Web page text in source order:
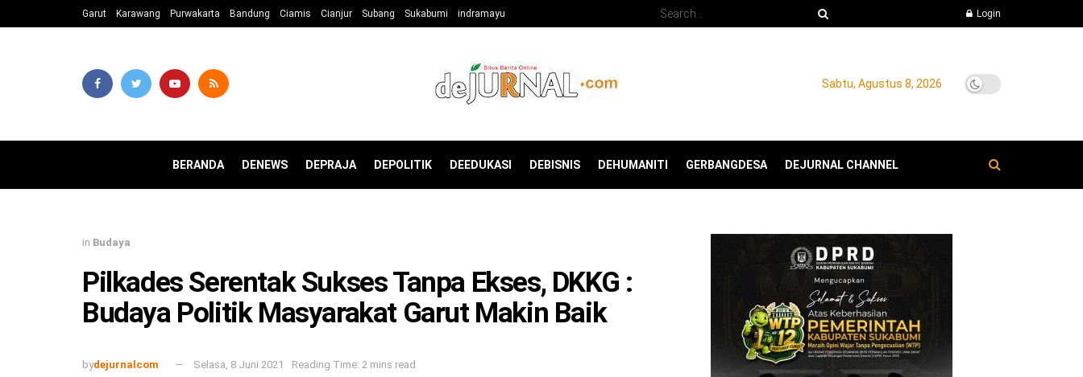
Garut Karawang Purwakarta Bandung Ciamis Cianjur Subang Sukabumi indramayu Login
Sabtu, Agustus 8, 2026
BERANDA DENEWS DEPRAJA DEPOLITIK DEEDUKASI DEBISNIS DEHUMANITI GERBANGDESA DEJURNAL CHANNEL
in Budaya
Pilkades Serentak Sukses Tanpa Ekses, DKKG :
Budaya Politik Masyarakat Garut Makin Baik
bydejurnalcom Selasa, 8 Juni 2021 Reading Time: 2 mins read